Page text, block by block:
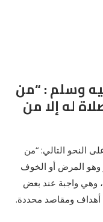
وسلم : “من
له إلا من
النحو التالي: “من
وهو المرض أو الخوف
وهي واجبة عند بعض
أهداف ومقاصد محددة.